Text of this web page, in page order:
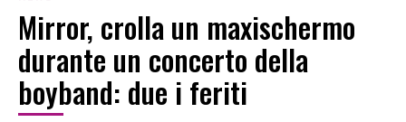
Mirror, crolla un maxischermo
durante un concerto della
boyband: due i feriti